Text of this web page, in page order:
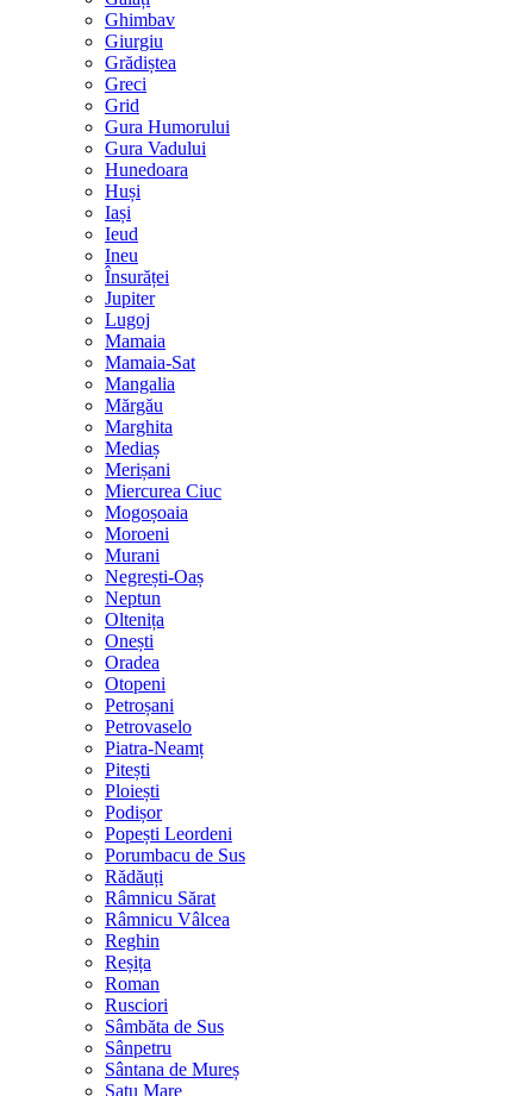
Ghimbav
Giurgiu
Grădiștea
Greci
Grid
Gura Humorului
Gura Vadului
Hunedoara
Huși
Iași
Ieud
Ineu
Însurăței
Jupiter
Lugoj
Mamaia
Mamaia-Sat
Mangalia
Mărgău
Marghita
Mediaș
Merișani
Miercurea Ciuc
Mogoșoaia
Moroeni
Murani
Negrești-Oaș
Neptun
Oltenița
Onești
Oradea
Otopeni
Petroșani
Petrovaselo
Piatra-Neamț
Pitești
Ploiești
Podișor
Popești Leordeni
Porumbacu de Sus
Rădăuți
Râmnicu Sărat
Râmnicu Vâlcea
Reghin
Reșița
Roman
Rusciori
Sâmbăta de Sus
Sânpetru
Sântana de Mureș
Satu Mare